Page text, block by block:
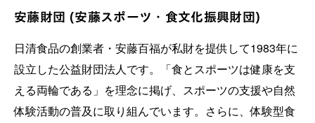
安藤財団 (安藤スポーツ・食文化振興財団)
日清食品の創業者・安藤百福が私財を提供して1983年に
設立した公益財団法人です。「食とスポーツは健康を支
える両輪である」を理念に掲げ、スポーツの支援や自然
体験活動の普及に取り組んでいます。さらに、体験型食